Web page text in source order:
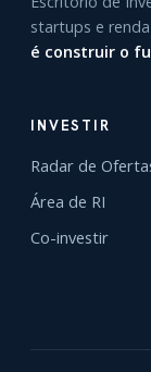
startups e
é construir o
INVESTIR
Radar de
Área de RI
Co-investir